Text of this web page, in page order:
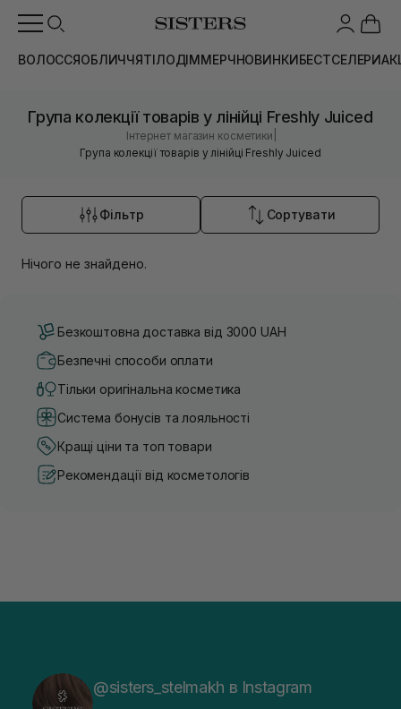
ВОЛОССЯОБЛИЧЧЯТІЛОДІММЕРЧНОВИНКИБЕСТСЕЛЕРИ
Група колекції товарів у лінійці Freshly Juiced
Інтернет магазин косметики
Група колекції товарів у лінійці Freshly Juiced
Фільтр Сортувати
Нічого не знайдено.
Безкоштовна доставка від 3000 UAH
Безпечні способи оплати
Тільки оригінальна косметика
Система бонусів та лояльності
Кращі ціни та топ товари
Рекомендації від косметологів
@sisters_stelmakh в Instagram